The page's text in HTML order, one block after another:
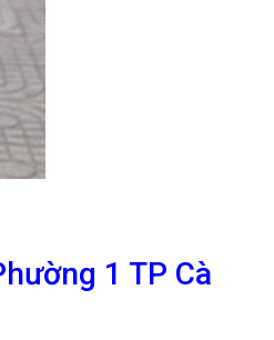
1 TP Cà